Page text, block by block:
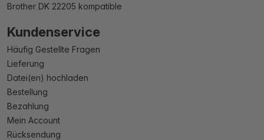
Brother DK 22205 kompatible
Kundenservice
Häufig Gestellte Fragen
Lieferung
Datei(en) hochladen
Bestellung
Bezahlung
Mein Account
Rücksendung